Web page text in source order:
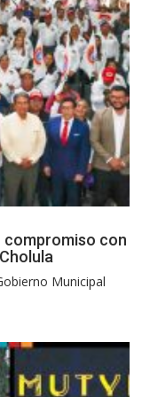
compromiso con
Municipal